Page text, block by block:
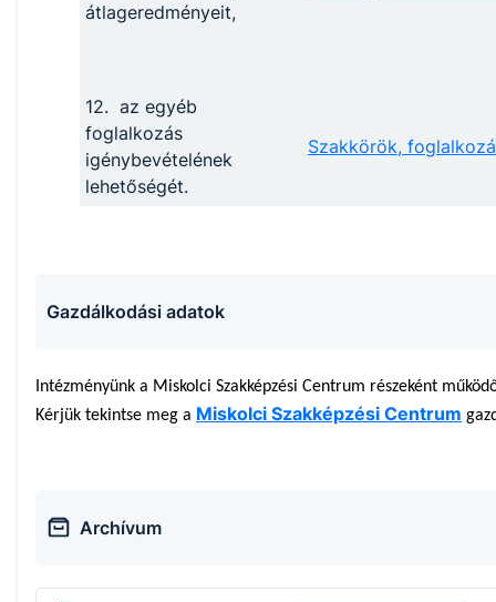
átlageredményeit,
12. az egyéb
foglalkozás
igénybevételének
lehetőségét.
Szakkörök,
Gazdálkodási adatok
Intézményünk a Miskolci Szakképzési Centrum részeként
Kérjük tekintse meg a Miskolci Szakképzési Centrum
Archívum